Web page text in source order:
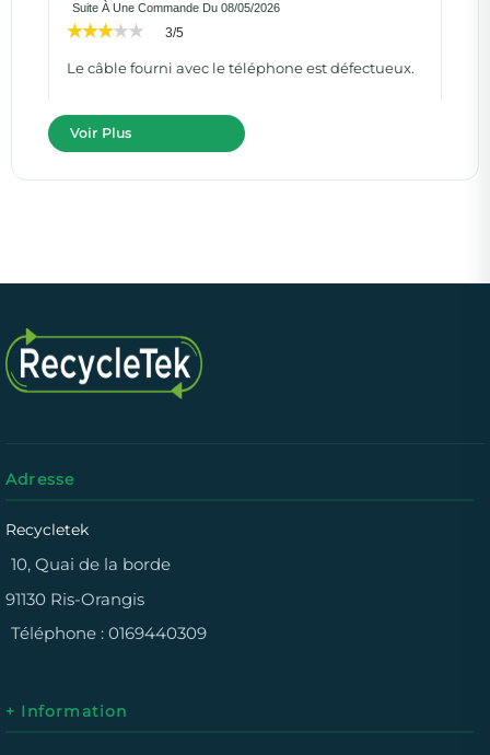
Suite À Une Commande Du 08/05/2026
3/5
Le câble fourni avec le téléphone est défectueux.
Voir Plus
Adresse
Recycletek
10, Quai de la borde
91130 Ris-Orangis
Téléphone : 0169440309
+ Information